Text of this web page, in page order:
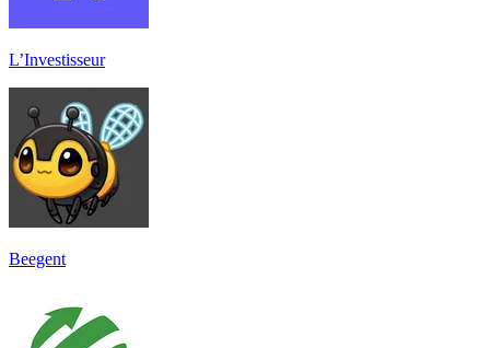
L’Investisseur
Beegent